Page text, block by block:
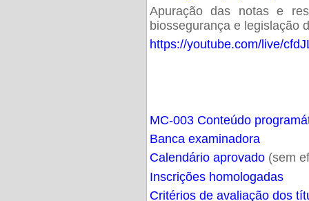
Apuração das notas e
biossegurança e legislação
https://youtube.com/live/
MC-003 Conteúdo
Banca examinadora
Calendário aprovado(sem
Inscrições homologadas
Critérios de avaliação dos